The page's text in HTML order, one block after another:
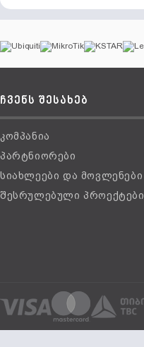
ჩვენს შესახებ
კომპანია
პარტნიორები
სიახლეები და მოვლენები
შესრულებული პროექტები